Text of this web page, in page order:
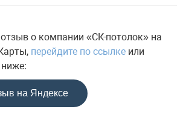
о компании «СК-потолок» на
перейдите по ссылке или
на Яндексе